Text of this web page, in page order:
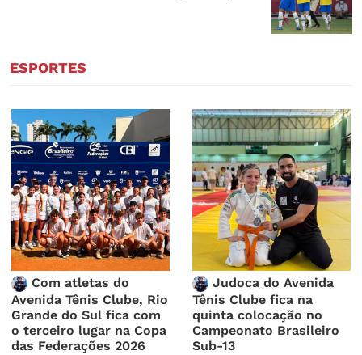
ESPORTES
Com atletas do
Avenida Tênis Clube, Rio
Grande do Sul fica com
o terceiro lugar na Copa
das Federações 2026
Judoca do Avenida
Tênis Clube fica na
quinta colocação no
Campeonato Brasileiro
Sub-13